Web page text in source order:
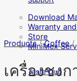
Download
Warranty
Store
MiniMex
Taste Club
Products / Coffee /
เครื่องชง